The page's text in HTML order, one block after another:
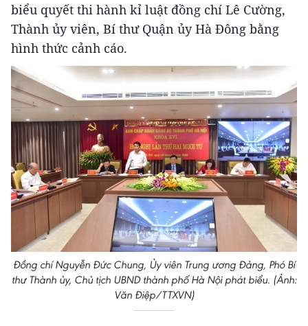
biểu quyết thi hành kỉ luật đồng chí Lê Cường,
Thành ủy viên, Bí thư Quận ủy Hà Đông bằng
hình thức cảnh cáo.
Đồng chí Nguyễn Đức Chung, Ủy viên Trung ương Đảng, Phó Bí
thư Thành ủy, Chủ tịch UBND thành phố Hà Nội phát biểu. (Ảnh:
Văn Điệp/TTXVN)